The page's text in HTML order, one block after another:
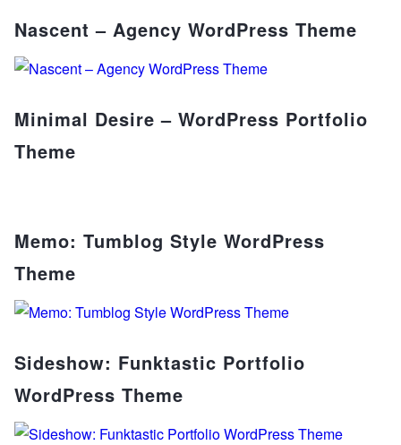
Nascent – Agency WordPress Theme
Minimal Desire – WordPress Portfolio
Theme
Memo: Tumblog Style WordPress
Theme
Sideshow: Funktastic Portfolio
WordPress Theme